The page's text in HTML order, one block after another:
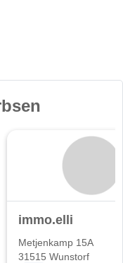
immo.elli
Metjenkamp 15A
31515 Wunstorf